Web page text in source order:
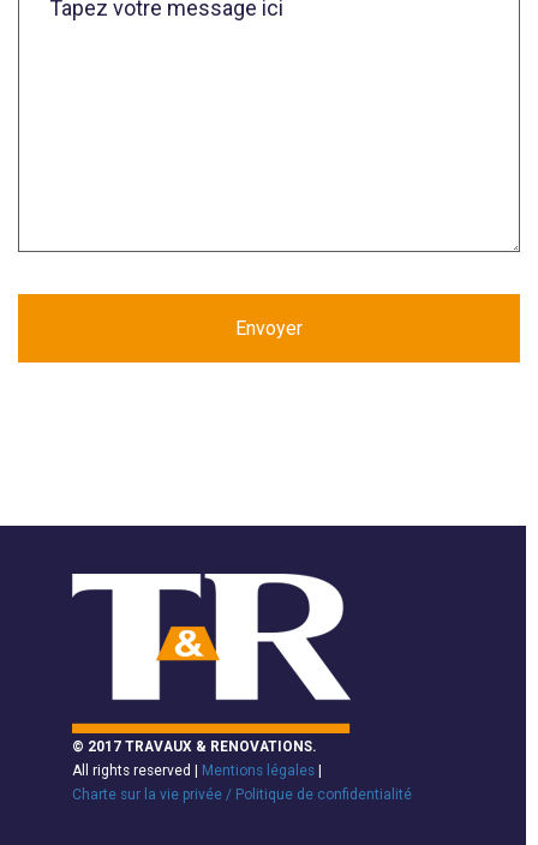
© 2017 TRAVAUX & RENOVATIONS.
All rights reserved |
Mentions légales
Charte sur la vie privée / Politique de confidentialité